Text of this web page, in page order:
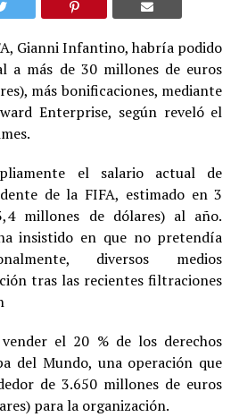
Gianni Infantino, habría podido
a más de 30 millones de euros
más bonificaciones, mediante
Enterprise, según reveló el
el salario actual de
de la FIFA, estimado en 3
millones de dólares) al año.
insistido en que no pretendía
diversos medios
tras las recientes filtraciones
el 20 % de los derechos
del Mundo, una operación que
de 3.650 millones de euros
para la organización.